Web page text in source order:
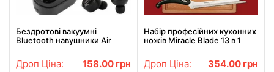
Бездротові вакуумні
Bluetooth навушники Air
боксом для зарядки
Дроп Ціна: 158.00 грн
Набір професійних кухонних
ножів Miracle Blade 13 в 1
Дроп Ціна: 354.00 грн